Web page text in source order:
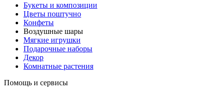
Букеты и композиции
Цветы поштучно
Конфеты
Воздушные шары
Мягкие игрушки
Подарочные наборы
Декор
Комнатные растения
Помощь и сервисы